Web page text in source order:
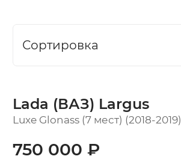
Сортировка
Lada (ВАЗ) Largus
Luxe Glonass (7 мест) (2018-2019)
750 000 ₽